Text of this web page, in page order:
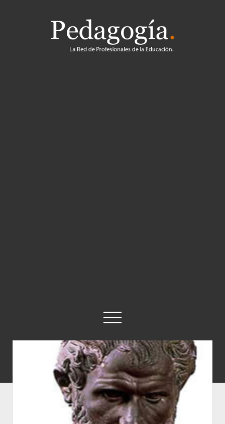
Pedagogía
abrir
el
twitter
Historia
Concepto
Entrevistas
Destacados